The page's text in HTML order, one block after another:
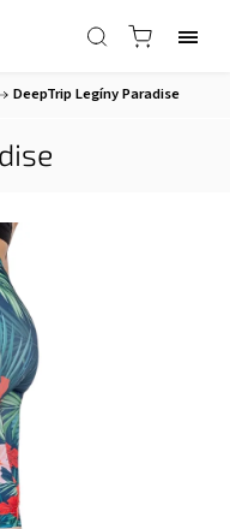
DeepTrip Legíny Paradise